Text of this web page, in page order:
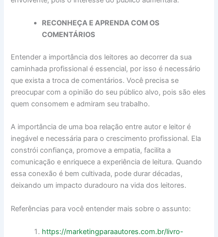
RECONHEÇA E APRENDA COM OS
COMENTÁRIOS
Entender a importância dos leitores ao decorrer da sua
caminhada profissional é essencial, por isso é necessário
que exista a troca de comentários. Você precisa se
preocupar com a opinião do seu público alvo, pois são eles
quem consomem e admiram seu trabalho.
A importância de uma boa relação entre autor e leitor é
inegável e necessária para o crescimento profissional. Ela
constrói confiança, promove a empatia, facilita a
comunicação e enriquece a experiência de leitura. Quando
essa conexão é bem cultivada, pode durar décadas,
deixando um impacto duradouro na vida dos leitores.
Referências para você entender mais sobre o assunto:
https://marketingparaautores.com.br/livro-